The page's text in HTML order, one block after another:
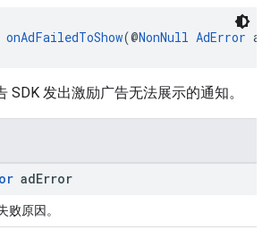
onAdFailedToShow(@NonNull AdError
SDK 发出激励广告无法展示的通知。
adError
败原因。